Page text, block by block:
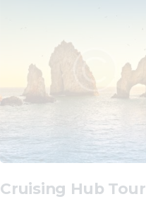
Cruising Hub Tour